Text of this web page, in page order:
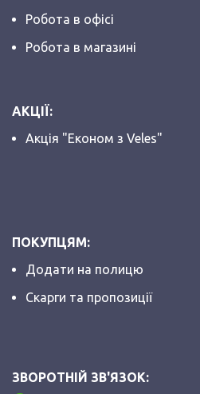
Робота в офісі
Робота в магазині
АКЦІЇ:
Акція "Економ з Veles"
ПОКУПЦЯМ:
Додати на полицю
Скарги та пропозиції
ЗВОРОТНІЙ ЗВ'ЯЗОК: